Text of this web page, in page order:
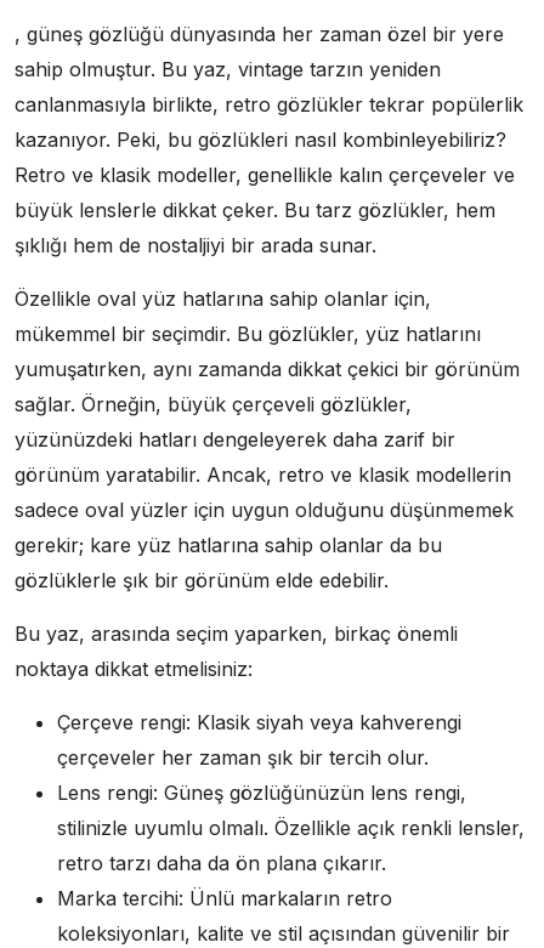
, güneş gözlüğü dünyasında her zaman özel bir yere
sahip olmuştur. Bu yaz, vintage tarzın yeniden
canlanmasıyla birlikte, retro gözlükler tekrar popülerlik
kazanıyor. Peki, bu gözlükleri nasıl kombinleyebiliriz?
Retro ve klasik modeller, genellikle kalın çerçeveler ve
büyük lenslerle dikkat çeker. Bu tarz gözlükler, hem
şıklığı hem de nostaljiyi bir arada sunar.
Özellikle oval yüz hatlarına sahip olanlar için,
mükemmel bir seçimdir. Bu gözlükler, yüz hatlarını
yumuşatırken, aynı zamanda dikkat çekici bir görünüm
sağlar. Örneğin, büyük çerçeveli gözlükler,
yüzünüzdeki hatları dengeleyerek daha zarif bir
görünüm yaratabilir. Ancak, retro ve klasik modellerin
sadece oval yüzler için uygun olduğunu düşünmemek
gerekir; kare yüz hatlarına sahip olanlar da bu
gözlüklerle şık bir görünüm elde edebilir.
Bu yaz, arasında seçim yaparken, birkaç önemli
noktaya dikkat etmelisiniz:
Çerçeve rengi: Klasik siyah veya kahverengi
çerçeveler her zaman şık bir tercih olur.
Lens rengi: Güneş gözlüğünüzün lens rengi,
stilinizle uyumlu olmalı. Özellikle açık renkli lensler,
retro tarzı daha da ön plana çıkarır.
Marka tercihi: Ünlü markaların retro
koleksiyonları, kalite ve stil açısından güvenilir bir